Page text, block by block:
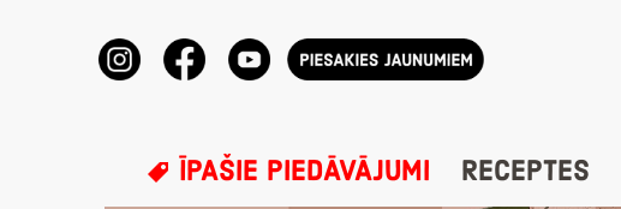
ĪPAŠIE PIEDĀVĀJUMI RECEPTES